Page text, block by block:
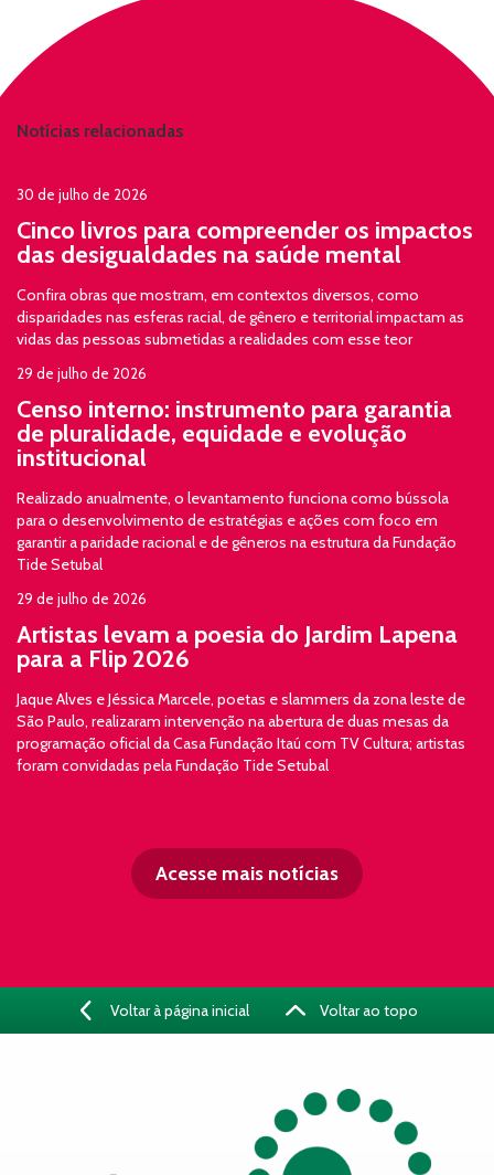
Notícias relacionadas
30 de julho de 2026
Cinco livros para compreender os impactos
das desigualdades na saúde mental
Confira obras que mostram, em contextos diversos, como
disparidades nas esferas racial, de gênero e territorial impactam as
vidas das pessoas submetidas a realidades com esse teor
29 de julho de 2026
Censo interno: instrumento para garantia
de pluralidade, equidade e evolução
institucional
Realizado anualmente, o levantamento funciona como bússola
para o desenvolvimento de estratégias e ações com foco em
garantir a paridade racional e de gêneros na estrutura da Fundação
Tide Setubal
29 de julho de 2026
Artistas levam a poesia do Jardim Lapena
para a Flip 2026
Jaque Alves e Jéssica Marcele, poetas e slammers da zona leste de
São Paulo, realizaram intervenção na abertura de duas mesas da
programação oficial da Casa Fundação Itaú com TV Cultura; artistas
foram convidadas pela Fundação Tide Setubal
Acesse mais notícias
Voltar à página inicial Voltar ao topo